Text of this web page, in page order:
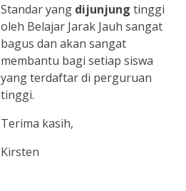
Standar yang dijunjung tinggi
oleh Belajar Jarak Jauh sangat
bagus dan akan sangat
membantu bagi setiap siswa
yang terdaftar di perguruan
tinggi.
Terima kasih,
Kirsten